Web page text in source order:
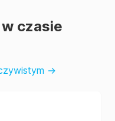
czasie
→